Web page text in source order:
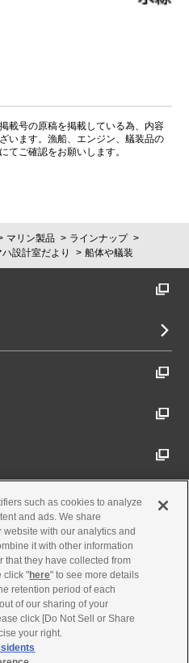
載号の原稿を掲載している為、内容
います。漁船、エンジン、艤装品の
てご確認をお願いします。
マリン製品
ラインナップ
ハ設計室だより 船体や艤装
such as cookies to analyze
and ads. We share
with our analytics and
it with other information
that they have collected from
click "here" to see more details
retention period of each
of our sharing of your
click [Do Not Sell or Share
your right.